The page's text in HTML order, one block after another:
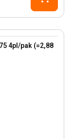
Bestseller
4pl/pak (=2,88